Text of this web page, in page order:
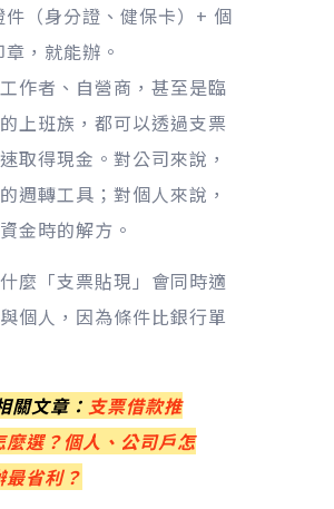
件（身分證、健保卡）+ 個
章，就能辦。
作者、自營商，甚至是臨
上班族，都可以透過支票
取得現金。對公司來說，
週轉工具；對個人來說，
金時的解方。
麼「支票貼現」會同時適
個人，因為條件比銀行單
關文章： 支票借款推
麼選？個人、公司戶怎
最省利？